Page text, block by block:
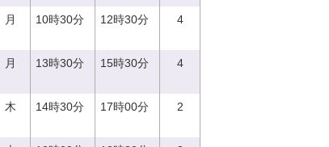
月 10時30分 12時30分 4
月 13時30分 15時30分 4
木 14時30分 17時00分 2